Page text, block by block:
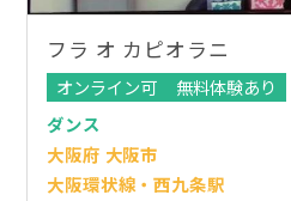
フラ オ カピオラニ
オンライン可
無料体験あり
ダンス
大阪府 大阪市
大阪環状線・西九条駅